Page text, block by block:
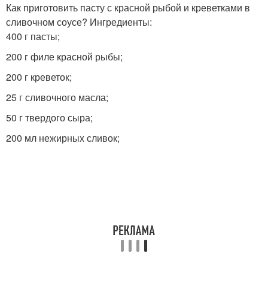
Как приготовить пасту с красной рыбой и креветками в
сливочном соусе? Ингредиенты:
400 г пасты;
200 г филе красной рыбы;
200 г креветок;
25 г сливочного масла;
50 г твердого сыра;
200 мл нежирных сливок;